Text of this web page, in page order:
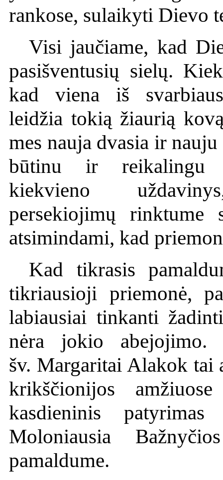
rankose, sulaikyti Dievo
Visi jaučiame, kad
pasišventusių sielų.
kad viena iš
leidžia tokią žiaurią
mes nauja dvasia ir
būtinu ir reikalingu
kiekvieno
persekiojimų
atsimindami, kad
Kad tikrasis
tikriausioji priemonė,
labiausiai tinkanti
nėra jokio abejojimo.
šv. Margaritai Alakok tai
krikščionijos
kasdieninis
Moloniausia
pamaldume.